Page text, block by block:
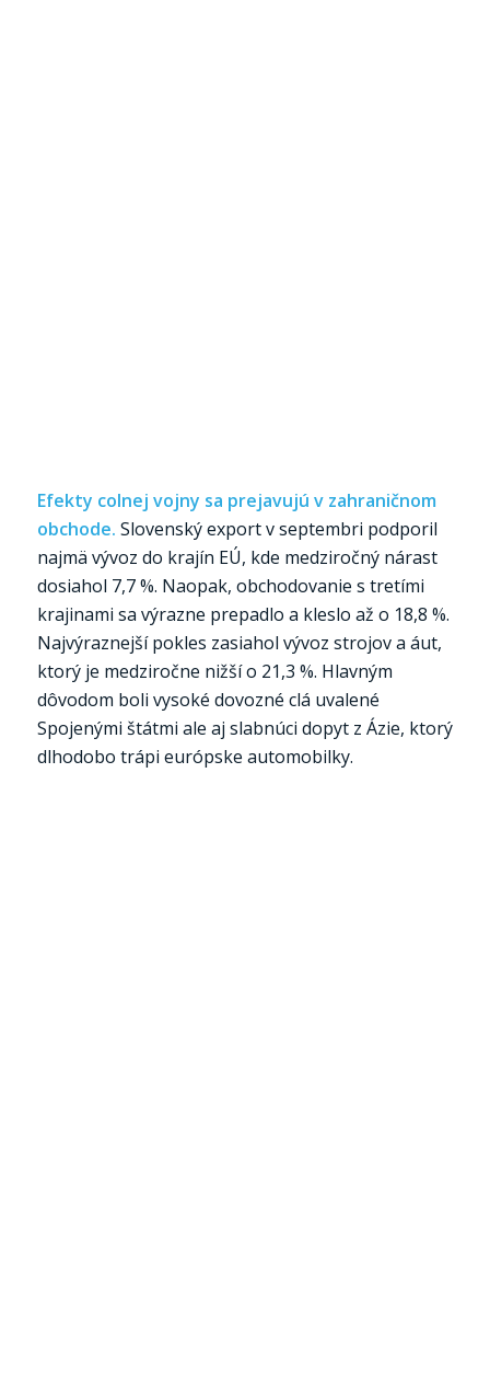
Efekty colnej vojny sa prejavujú v zahraničnom
obchode. Slovenský export v septembri podporil
najmä vývoz do krajín EÚ, kde medziročný nárast
dosiahol 7,7 %. Naopak, obchodovanie s tretími
krajinami sa výrazne prepadlo a kleslo až o 18,8 %.
Najvýraznejší pokles zasiahol vývoz strojov a áut,
ktorý je medziročne nižší o 21,3 %. Hlavným
dôvodom boli vysoké dovozné clá uvalené
Spojenými štátmi ale aj slabnúci dopyt z Ázie, ktorý
dlhodobo trápi európske automobilky.